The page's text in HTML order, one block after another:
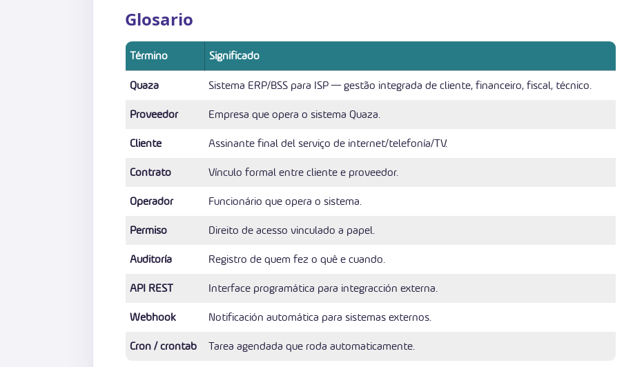
Glosario
Término Significado
Quaza
Sistema ERP/BSS para ISP — gestão integrada de cliente, financeiro, fiscal, técnico.
Proveedor
Empresa que opera o sistema Quaza.
Cliente
Assinante final del serviço de internet/telefonía/TV.
Contrato
Vínculo formal entre cliente e proveedor.
Operador
Funcionário que opera o sistema.
Permiso
Direito de acesso vinculado a papel.
Auditoría
Registro de quem fez o quê e cuando.
API REST
Interface programática para integracción externa.
Webhook
Notificación automática para sistemas externos.
Cron / crontab
Tarea agendada que roda automaticamente.